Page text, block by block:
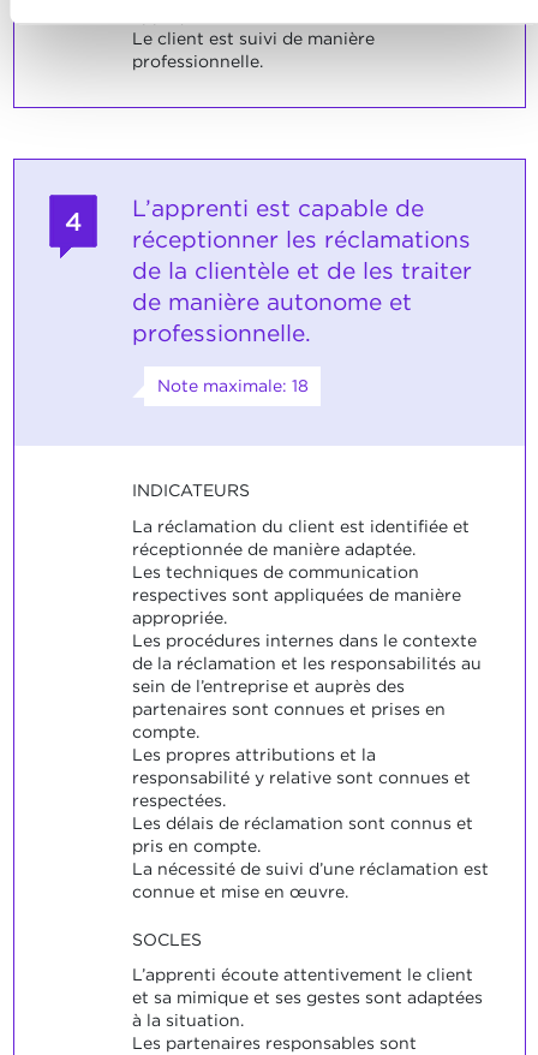
Le client est suivi de manière
professionnelle.
4
L’apprenti est capable de
réceptionner les réclamations
de la clientèle et de les traiter
de manière autonome et
professionnelle.
Note maximale: 18
INDICATEURS
La réclamation du client est identifiée et
réceptionnée de manière adaptée.
Les techniques de communication
respectives sont appliquées de manière
appropriée.
Les procédures internes dans le contexte
de la réclamation et les responsabilités au
sein de l’entreprise et auprès des
partenaires sont connues et prises en
compte.
Les propres attributions et la
responsabilité y relative sont connues et
respectées.
Les délais de réclamation sont connus et
pris en compte.
La nécessité de suivi d’une réclamation est
connue et mise en œuvre.
SOCLES
L’apprenti écoute attentivement le client
et sa mimique et ses gestes sont adaptées
à la situation.
Les partenaires responsables sont